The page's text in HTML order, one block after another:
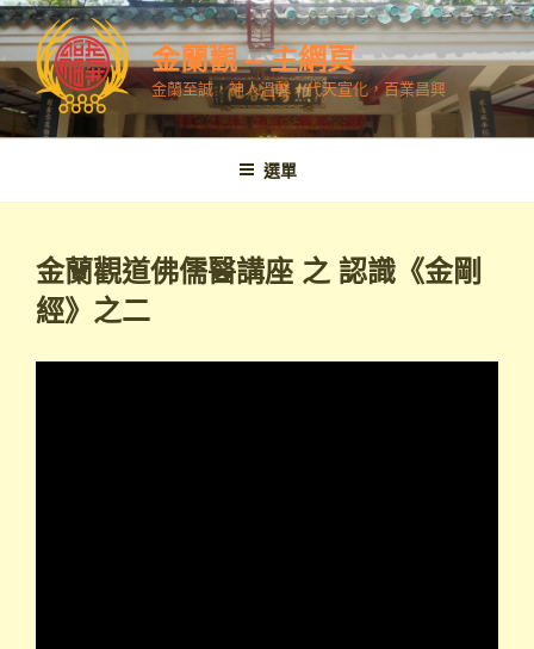
跳
至
內
容
金蘭觀 – 主網頁
金蘭至誠，神人溫馨，代天宣化，百業昌興
選單
金蘭觀道佛儒醫講座 之 認識《金剛
經》之二